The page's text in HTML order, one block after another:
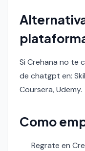
Si Crehana no te
de chatgpt en:
Coursera, Udemy.
Como
Regrate en